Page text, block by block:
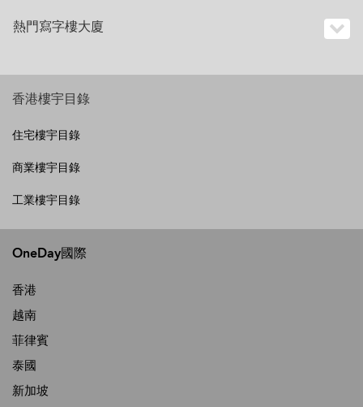
熱門寫字樓大廈
香港樓宇目錄
住宅樓宇目錄
商業樓宇目錄
工業樓宇目錄
OneDay國際
香港
越南
菲律賓
泰國
新加坡